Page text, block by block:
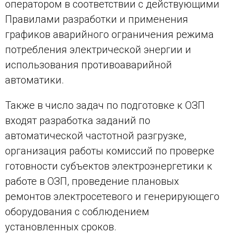
оператором в соответствии с действующими
Правилами разработки и применения
графиков аварийного ограничения режима
потребления электрической энергии и
использования противоаварийной
автоматики.
Также в число задач по подготовке к ОЗП
входят разработка заданий по
автоматической частотной разгрузке,
организация работы комиссий по проверке
готовности субъектов электроэнергетики к
работе в ОЗП, проведение плановых
ремонтов электросетевого и генерирующего
оборудования с соблюдением
установленных сроков.